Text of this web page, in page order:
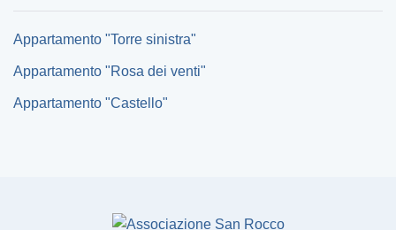
Appartamento "Torre sinistra"
Appartamento "Rosa dei venti"
Appartamento "Castello"